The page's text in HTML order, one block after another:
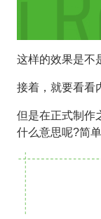
这样的效果是不
接着，就要看看
但是在正式制作
什么意思呢?简